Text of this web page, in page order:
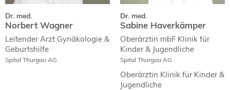
Dr. med.
Norbert Wagner
Leitender Arzt Gynäkologie &
Geburtshilfe
Spital Thurgau AG
Dr. med.
Sabine Haverkämper
Oberärztin mbF Klinik für
Kinder & Jugendliche
Spital Thurgau AG
Oberärztin Klinik für Kinder &
Jugendliche